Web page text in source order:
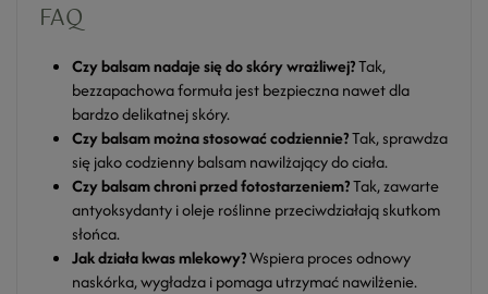
FAQ
Czy balsam nadaje się do skóry wrażliwej?Tak,
bezzapachowa formuła jest bezpieczna nawet dla
bardzo delikatnej skóry.
Czy balsam można stosować codziennie?Tak, sprawdza
się jako codzienny balsam nawilżający do ciała.
Czy balsam chroni przed fotostarzeniem?Tak, zawarte
antyoksydanty i oleje roślinne przeciwdziałają skutkom
słońca.
Jak działa kwas mlekowy?Wspiera proces odnowy
naskórka, wygładza i pomaga utrzymać nawilżenie.